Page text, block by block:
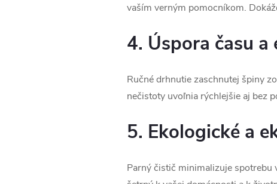
vaším verným pomocníkom.
4. Úspora času a
Ručné drhnutie zaschnutej špiny
nečistoty uvoľnia rýchlejšie aj bez
5. Ekologické a
Parný čistič minimalizuje spotrebu